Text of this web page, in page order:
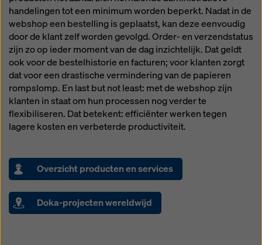
handelingen tot een minimum worden beperkt. Nadat in de
webshop een bestelling is geplaatst, kan deze eenvoudig
door de klant zelf worden gevolgd. Order- en verzendstatus
zijn zo op ieder moment van de dag inzichtelijk. Dat geldt
ook voor de bestelhistorie en facturen; voor klanten zorgt
dat voor een drastische vermindering van de papieren
rompslomp. En last but not least: met de webshop zijn
klanten in staat om hun processen nog verder te
flexibiliseren. Dat betekent: efficiënter werken tegen
lagere kosten en verbeterde productiviteit.
Overzicht producten en services
Doka-projecten wereldwijd